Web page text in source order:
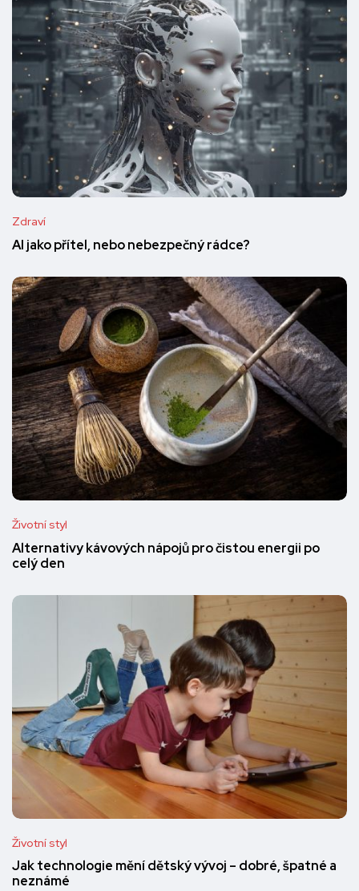
Zdraví
AI jako přítel, nebo nebezpečný rádce?
Životní styl
Alternativy kávových nápojů pro čistou energii po
celý den
Životní styl
Jak technologie mění dětský vývoj – dobré, špatné a
neznámé